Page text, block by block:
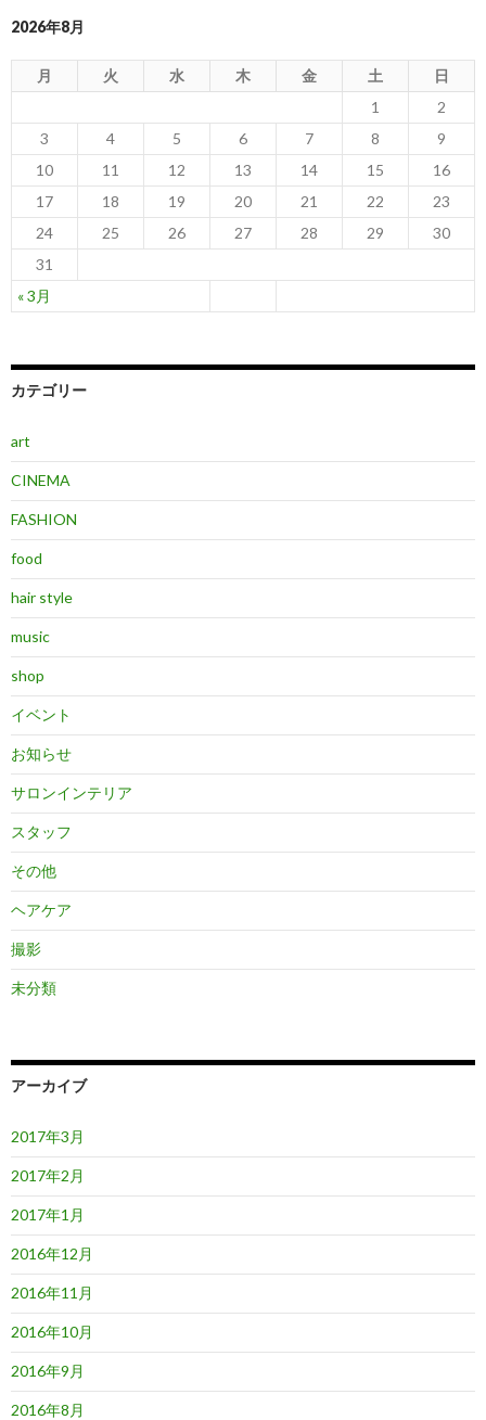
2026年8月
月 火 水 木 金 土 日
« 3月
1
2
3
4 5 6 7 8
9
10
11 12 13 14 15
16
17
18 19 20 21 22
23
24
25 26 27 28 29
30
31
カテゴリー
art
CINEMA
FASHION
food
hair style
music
shop
イベント
お知らせ
サロンインテリア
スタッフ
その他
ヘアケア
撮影
未分類
アーカイブ
2017年3月
2017年2月
2017年1月
2016年12月
2016年11月
2016年10月
2016年9月
2016年8月